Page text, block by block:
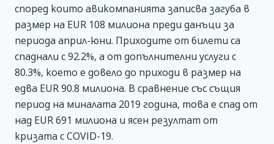
според които авикомпанията записва загуба в
размер на EUR 108 милиона преди данъци за
периода април-юни. Приходите от билети са
спаднали с 92.2%, а от допълнителни услуги с
80.3%, което е довело до приходи в размер на
едва EUR 90.8 милиона. В сравнение със същия
период на миналата 2019 година, това е спад от
над EUR 691 милиона и ясен резултат от
кризата с COVID-19.